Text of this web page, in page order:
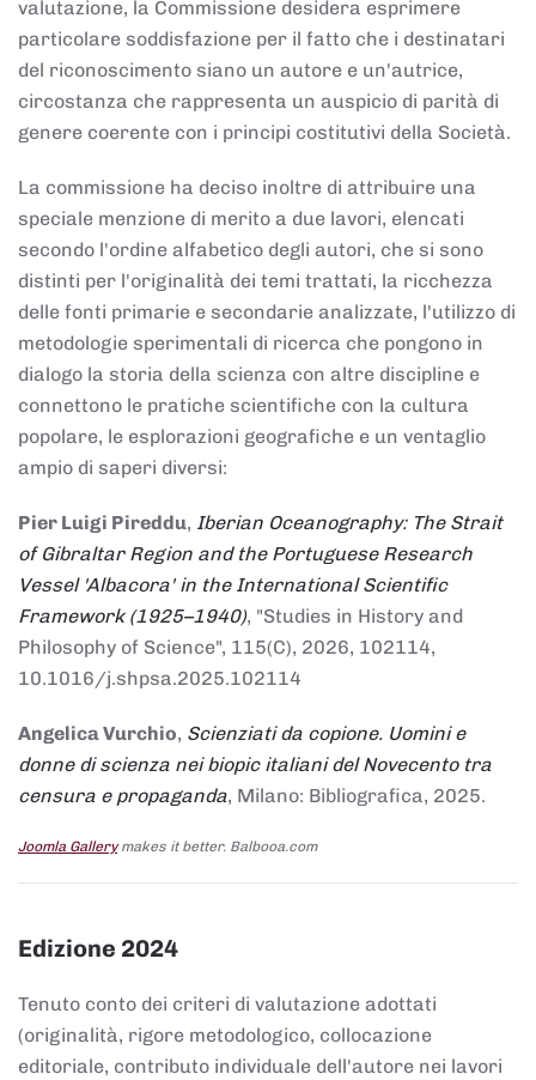
valutazione, la Commissione desidera esprimere
particolare soddisfazione per il fatto che i destinatari
del riconoscimento siano un autore e un'autrice,
circostanza che rappresenta un auspicio di parità di
genere coerente con i principi costitutivi della Società.
La commissione ha deciso inoltre di attribuire una
speciale menzione di merito a due lavori, elencati
secondo l'ordine alfabetico degli autori, che si sono
distinti per l'originalità dei temi trattati, la ricchezza
delle fonti primarie e secondarie analizzate, l'utilizzo di
metodologie sperimentali di ricerca che pongono in
dialogo la storia della scienza con altre discipline e
connettono le pratiche scientifiche con la cultura
popolare, le esplorazioni geografiche e un ventaglio
ampio di saperi diversi:
Pier Luigi Pireddu, Iberian Oceanography: The Strait
of Gibraltar Region and the Portuguese Research
Vessel 'Albacora' in the International Scientific
Framework (1925–1940), "Studies in History and
Philosophy of Science", 115(C), 2026, 102114,
10.1016/j.shpsa.2025.102114
Angelica Vurchio, Scienziati da copione. Uomini e
donne di scienza nei biopic italiani del Novecento tra
censura e propaganda, Milano: Bibliografica, 2025.
Joomla Gallerymakes it better. Balbooa.com
Edizione 2024
Tenuto conto dei criteri di valutazione adottati
(originalità, rigore metodologico, collocazione
editoriale, contributo individuale dell'autore nei lavori